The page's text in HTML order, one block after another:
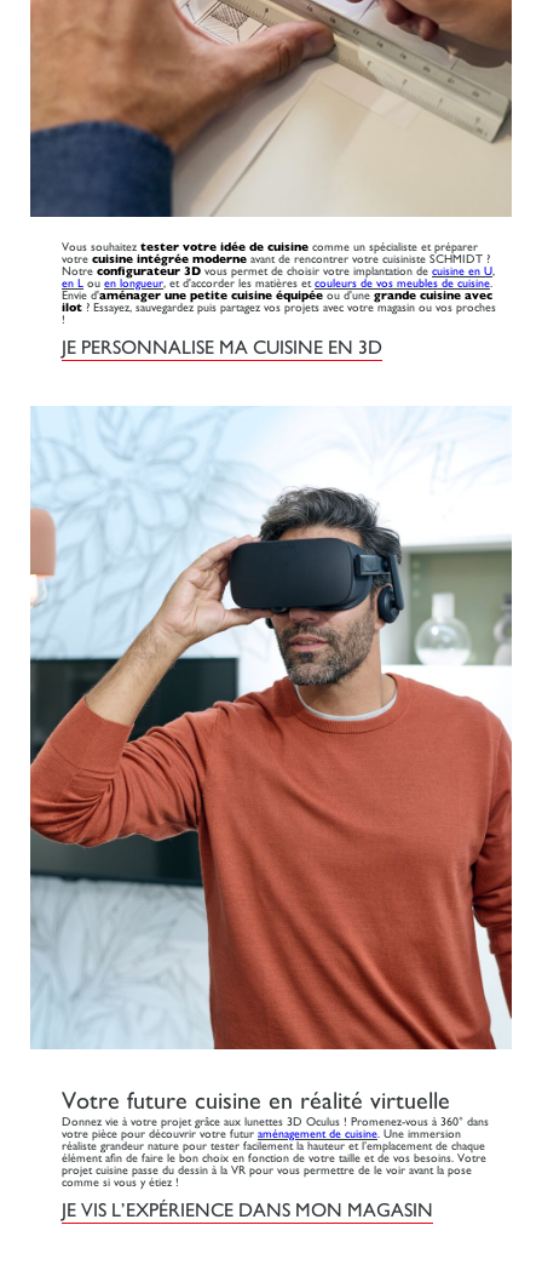
Vous souhaitez tester votre idée de cuisine comme un spécialiste et préparer
votre cuisine intégrée moderne avant de rencontrer votre cuisiniste SCHMIDT ?
Notre configurateur 3D vous permet de choisir votre implantation de cuisine en U,
en L ou en longueur, et d'accorder les matières etcouleurs de vos meubles de cuisine.
Envie d'aménager une petite cuisine équipée ou d'une grande cuisine avec
ilot ? Essayez, sauvegardez puis partagez vos projets avec votre magasin ou vos proches
!
JE PERSONNALISE MA CUISINE EN 3D
Votre future cuisine en réalité virtuelle
Donnez vie à votre projet grâce aux lunettes 3D Oculus ! Promenez-vous à 360° dans
votre pièce pour découvrir votre futur aménagement de cuisine . Une immersion
réaliste grandeur nature pour tester facilement la hauteur et l’emplacement de chaque
élément afin de faire le bon choix en fonction de votre taille et de vos besoins. Votre
projet cuisine passe du dessin à la VR pour vous permettre de le voir avant la pose
comme si vous y étiez !
JE VIS L’EXPÉRIENCE DANS MON MAGASIN